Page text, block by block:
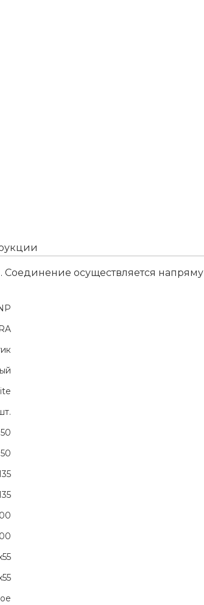
осуществляется